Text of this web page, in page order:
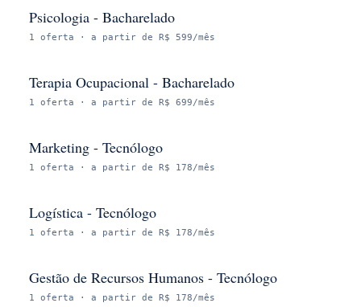
Psicologia - Bacharelado
1 oferta · a partir de R$ 599/mês
Terapia Ocupacional - Bacharelado
1 oferta · a partir de R$ 699/mês
Marketing - Tecnólogo
1 oferta · a partir de R$ 178/mês
Logística - Tecnólogo
1 oferta · a partir de R$ 178/mês
Gestão de Recursos Humanos - Tecnólogo
1 oferta · a partir de R$ 178/mês